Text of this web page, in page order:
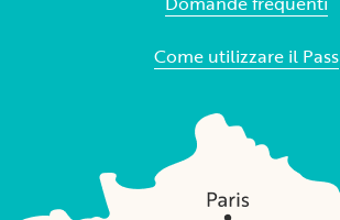
Come utilizzare il Pass